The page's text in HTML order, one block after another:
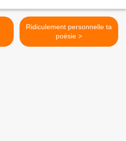
Ridiculement personnelle ta
poésie >